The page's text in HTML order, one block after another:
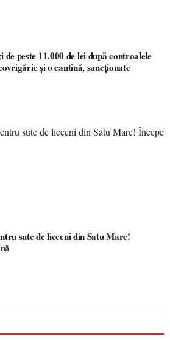
peste 11.000 de lei după controalele
și o cantină, sancționate
sute de liceeni din Satu Mare!